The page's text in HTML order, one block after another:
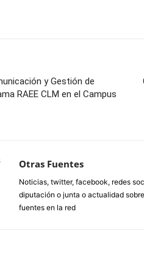
y Gestión de
RAEE CLM en el Campus
Otras Fuentes
Noticias, twitter, facebook, redes
diputación o junta o actualidad
fuentes en la red